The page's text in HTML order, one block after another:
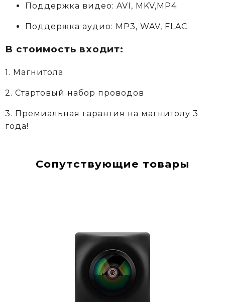
Поддержка видео: AVI, MKV,MP4
Поддержка аудио: MP3, WAV, FLAC
В стоимость входит:
1. Магнитола
2. Стартовый набор проводов
3. Премиальная гарантия на магнитолу 3
года!
Сопутствующие товары